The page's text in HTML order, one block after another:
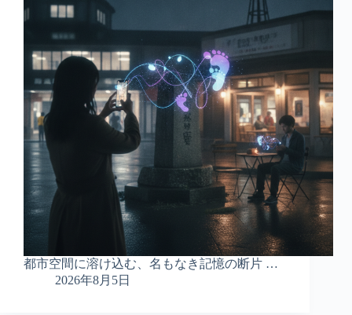
都市空間に溶け込む、名もなき記憶の断片 …
2026年8月5日